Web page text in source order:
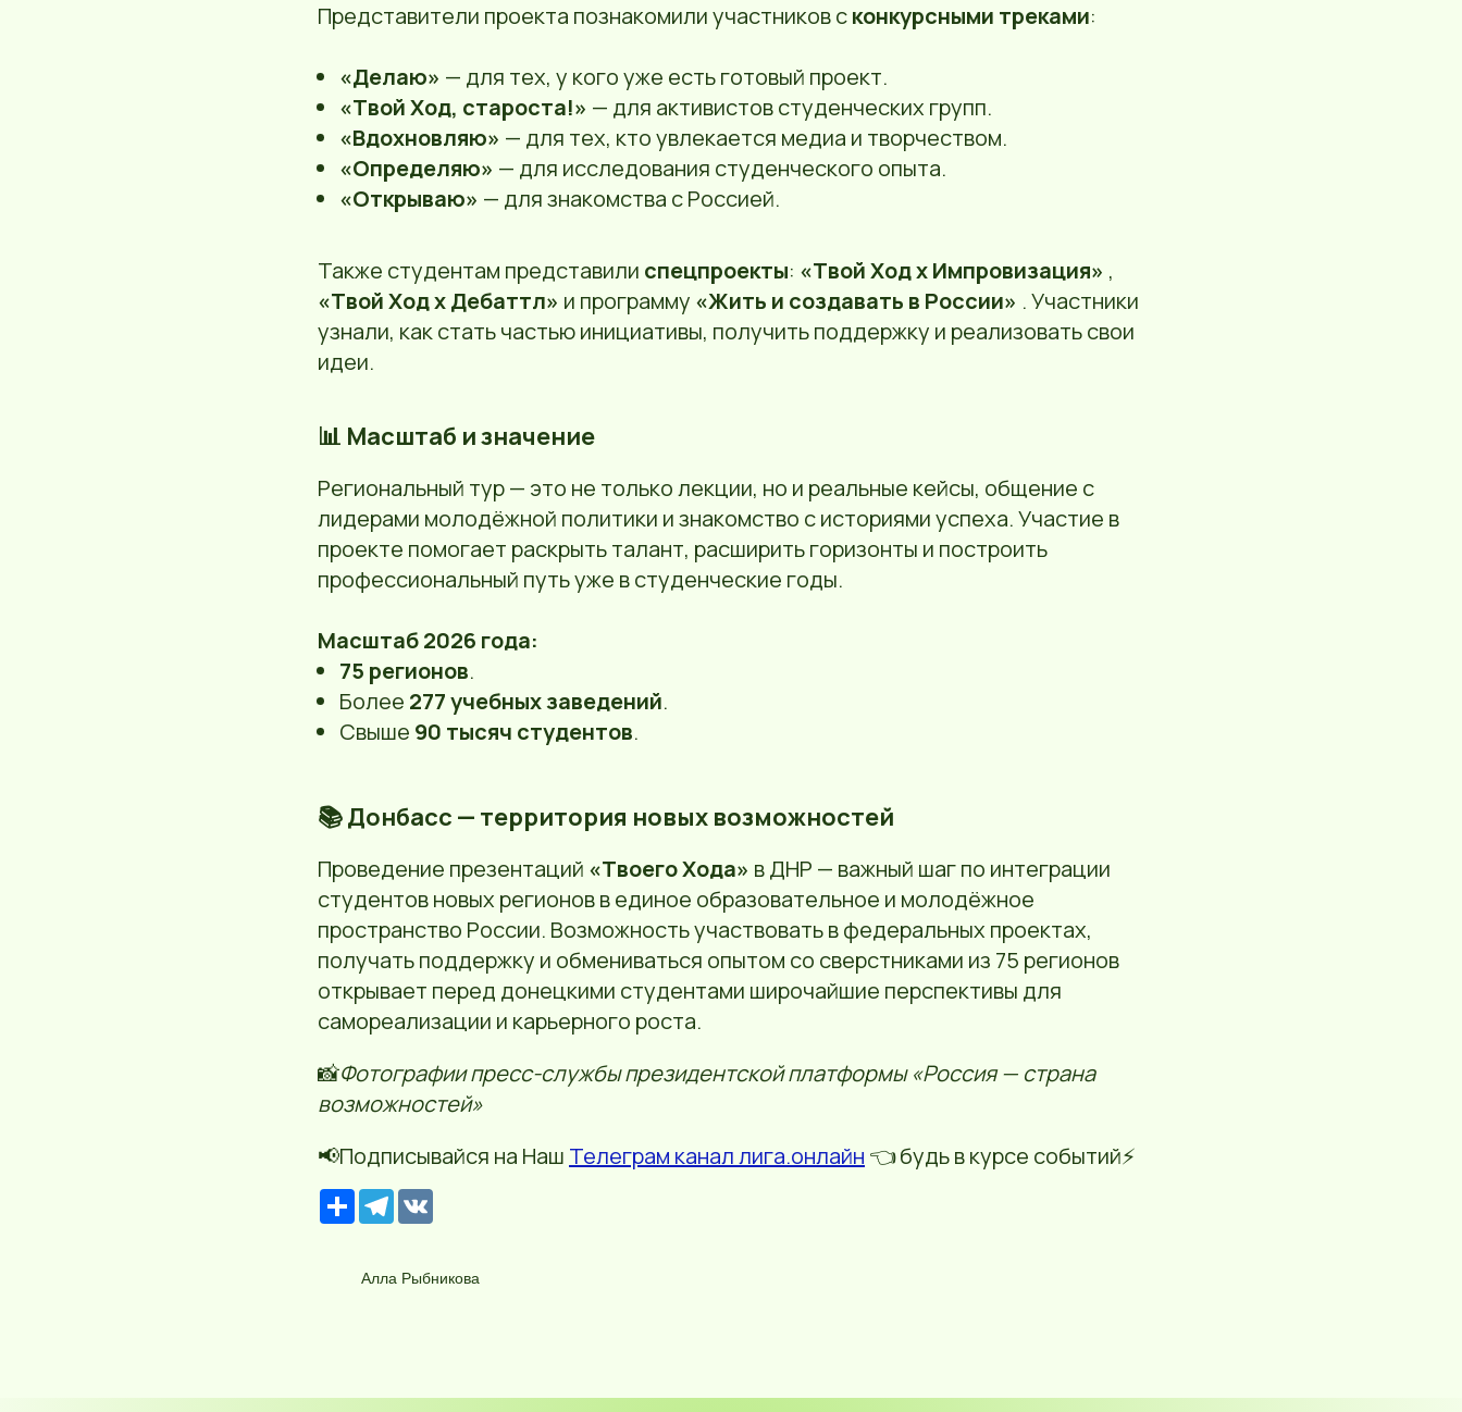
Представители проекта познакомили участников сконкурсными треками:
«Делаю» — для тех, у кого уже есть готовый проект.
«Твой Ход, староста!» — для активистов студенческих групп.
«Вдохновляю» — для тех, кто увлекается медиа и творчеством.
«Определяю» — для исследования студенческого опыта.
«Открываю» — для знакомства с Россией.
Также студентам представили спецпроекты: «Твой Ход х Импровизация» ,
«Твой Ход х Дебаттл» и программу «Жить и создавать в России» . Участники
узнали, как стать частью инициативы, получить поддержку и реализовать свои
идеи.
📊 Масштаб и значение
Региональный тур — это не только лекции, но и реальные кейсы, общение с
лидерами молодёжной политики и знакомство с историями успеха. Участие в
проекте помогает раскрыть талант, расширить горизонты и построить
профессиональный путь уже в студенческие годы.
Масштаб 2026 года:
75 регионов.
Более 277 учебных заведений.
Свыше 90 тысяч студентов.
📚 Донбасс — территория новых возможностей
Проведение презентаций «Твоего Хода» в ДНР — важный шаг по интеграции
студентов новых регионов в единое образовательное и молодёжное
пространство России. Возможность участвовать в федеральных проектах,
получать поддержку и обмениваться опытом со сверстниками из 75 регионов
открывает перед донецкими студентами широчайшие перспективы для
самореализации и карьерного роста.
📸Фотографии пресс-службы президентской платформы «Россия — страна
возможностей»
📢Подписывайся на Наш Телеграм канал лига.онлайн 👈 будь в курсе событий⚡️
Р
е
с
р
с
T
e
l
g
r
Алла Рыбникова